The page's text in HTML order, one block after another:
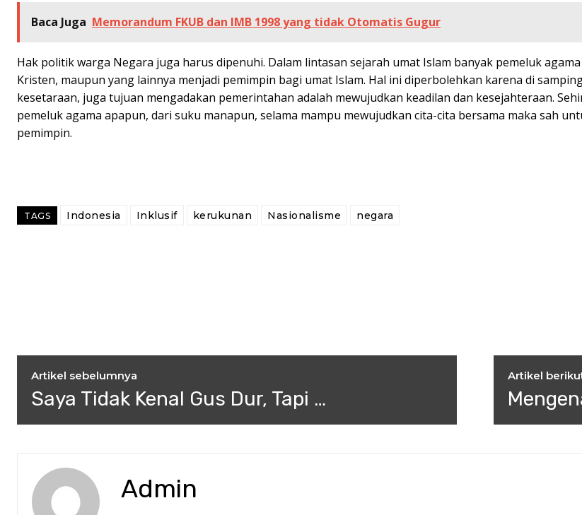
Baca Juga Memorandum FKUB dan IMB 1998 yang tidak Otomatis Gugur
Hak politik warga Negara juga harus dipenuhi. Dalam lintasan sejarah umat Islam banyak pemeluk
Kristen, maupun yang lainnya menjadi pemimpin bagi umat Islam. Hal ini diperbolehkan karena di
kesetaraan, juga tujuan mengadakan pemerintahan adalah mewujudkan keadilan dan kesejahteraan.
pemeluk agama apapun, dari suku manapun, selama mampu mewujudkan cita-cita bersama maka sah
pemimpin.
TAGS Indonesia Inklusif kerukunan Nasionalisme negara
Artikel sebelumnya
Saya Tidak Kenal Gus Dur, Tapi …
Artikel
Admin